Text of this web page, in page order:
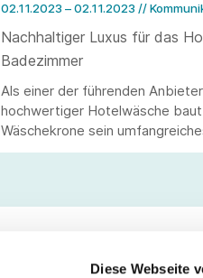
Diese Webseite
02.11.2023 – 02.11.2023 //
Nachhaltiger Luxus für das
Badezimmer
Als einer der führenden
hochwertiger Hotelwäsche baut
Wäschekrone sein
mit einem sicheren Blick für die
kontinuierlich aus.